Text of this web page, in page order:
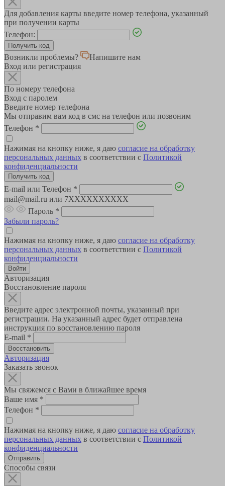
Для добавления карты введите номер телефона, указанный
при получении карты
Телефон:
Возникли проблемы?
Напишите нам
Вход или регистрация
По номеру телефона
Вход с паролем
Введите номер телефона
Мы отправим вам код в смс на телефон или позвоним
Телефон *
Нажимая на кнопку ниже, я даю согласие на обработку
персональных данных в соответствии с Политикой
конфиденциальности
E-mail или Телефон *
mail@mail.ru или 7XXXXXXXXXX
Пароль *
Забыли пароль?
Нажимая на кнопку ниже, я даю согласие на обработку
персональных данных в соответствии с Политикой
конфиденциальности
Авторизация
Восстановление пароля
Введите адрес электронной почты, указанный при
регистрации. На указанный адрес будет отправлена
инструкция по восстановлению пароля
E-mail *
Авторизация
Заказать звонок
Мы свяжемся с Вами в ближайшее время
Ваше имя *
Телефон *
Нажимая на кнопку ниже, я даю согласие на обработку
персональных данных в соответствии с Политикой
конфиденциальности
Способы связи